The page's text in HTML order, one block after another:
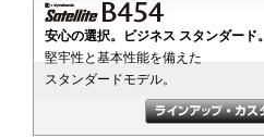
安心の選択。ビジネス スタンダード。
堅牢性と基本性能を備えた
スタンダードモデル。